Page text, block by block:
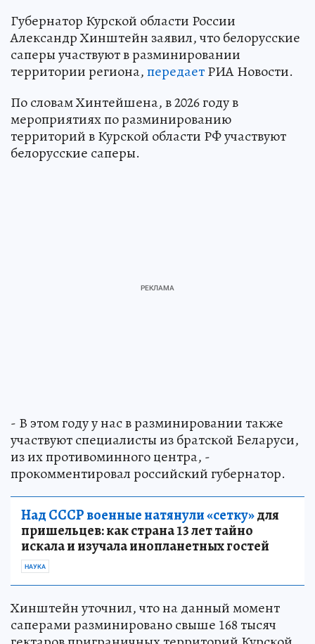
Губернатор Курской области России
Александр Хинштейн заявил, что белорусские
саперы участвуют в разминировании
территории региона,передаетРИА Новости.
По словам Хинтейшена, в 2026 году в
мероприятиях по разминированию
территорий в Курской области РФ участвуют
белорусские саперы.
- В этом году у нас в разминировании также
участвуют специалисты из братской Беларуси,
из их противоминного центра, -
прокомментировал российский губернатор.
Над СССР военные натянули «сетку»для
пришельцев: как страна 13 лет тайно
искала и изучала инопланетных гостей
НАУКА
Хинштейн уточнил, что на данный момент
саперами разминировано свыше 168 тысяч